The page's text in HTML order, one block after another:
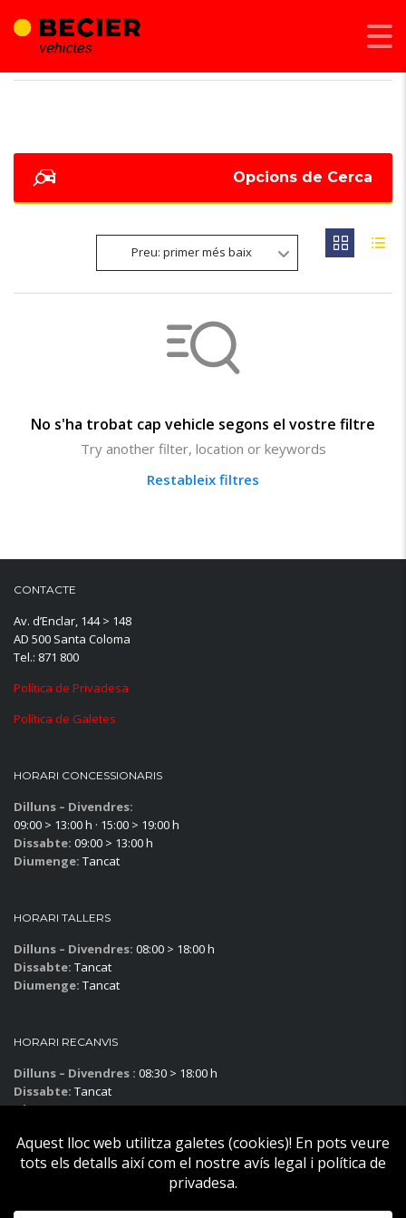
Opcions de Cerca
Preu: primer més baix
No s'ha trobat cap vehicle segons el vostre filtre
Try another filter, location or keywords
Restableix filtres
CONTACTE
Av. d’Enclar, 144 > 148
AD 500 Santa Coloma
Tel.: 871 800
Política de Privadesa
Política de Galetes
HORARI CONCESSIONARIS
Dilluns – Divendres:
09:00 > 13:00 h · 15:00 > 19:00 h
Dissabte: 09:00 > 13:00 h
Diumenge: Tancat
HORARI TALLERS
Dilluns – Divendres: 08:00 > 18:00 h
Dissabte: Tancat
Diumenge: Tancat
HORARI RECANVIS
Dilluns – Divendres : 08:30 > 18:00 h
Dissabte: Tancat
Diumenge:Tancat